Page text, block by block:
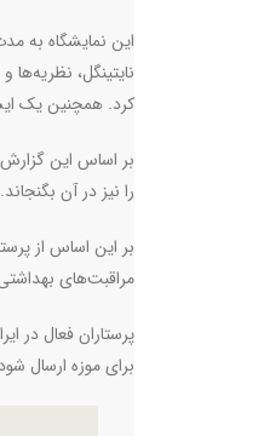
نایتینگل،
کرد. همچنین یک
بر اساس این گزارش
را نیز در آن بگنجاند.
بر این اساس از
مراقبت‌های
پرستاران فعال در
برای موزه ارسال شود